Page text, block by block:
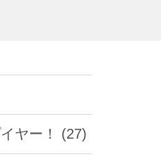
ヤー！ (27)